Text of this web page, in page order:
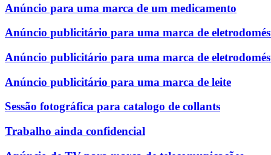
Anúncio para uma marca de um medicamento
Anúncio publicitário para uma marca de
Anúncio publicitário para uma marca de
Anúncio publicitário para uma marca de leite
Sessão fotográfica para catalogo de collants
Trabalho ainda confidencial